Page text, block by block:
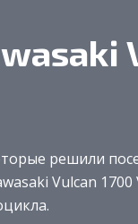
решили
Vulcan 1700